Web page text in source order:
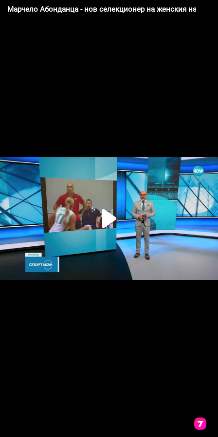
Марчело Абонданца - нов селекционер на женския